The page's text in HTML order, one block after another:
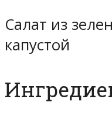
Салат из
капустой